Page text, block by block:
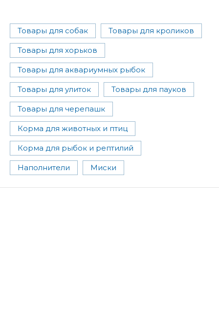
Товары для собак Товары для кроликов
Товары для хорьков
Товары для аквариумных рыбок
Товары для улиток Товары для пауков
Товары для черепашк
Корма для животных и птиц
Корма для рыбок и рептилий
Наполнители Миски